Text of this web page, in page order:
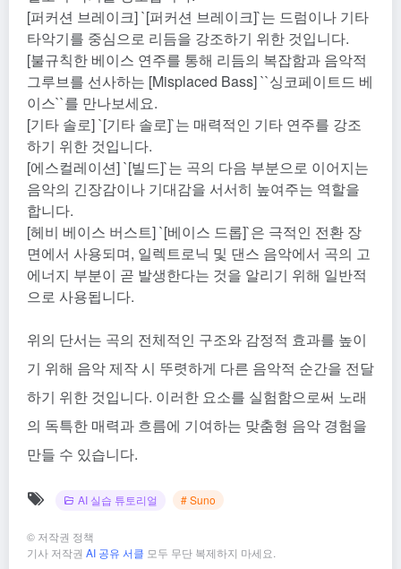
[퍼커션 브레이크] `[퍼커션 브레이크]`는 드럼이나 기타
타악기를 중심으로 리듬을 강조하기 위한 것입니다.
[불규칙한 베이스 연주를 통해 리듬의 복잡함과 음악적
그루브를 선사하는 [Misplaced Bass] ``싱코페이트드 베
이스``를 만나보세요.
[기타 솔로] `[기타 솔로]`는 매력적인 기타 연주를 강조
하기 위한 것입니다.
[에스컬레이션] `[빌드]`는 곡의 다음 부분으로 이어지는
음악의 긴장감이나 기대감을 서서히 높여주는 역할을
합니다.
[헤비 베이스 버스트] `[베이스 드롭]`은 극적인 전환 장
면에서 사용되며, 일렉트로닉 및 댄스 음악에서 곡의 고
에너지 부분이 곧 발생한다는 것을 알리기 위해 일반적
으로 사용됩니다.
위의 단서는 곡의 전체적인 구조와 감정적 효과를 높이
기 위해 음악 제작 시 뚜렷하게 다른 음악적 순간을 전달
하기 위한 것입니다. 이러한 요소를 실험함으로써 노래
의 독특한 매력과 흐름에 기여하는 맞춤형 음악 경험을
만들 수 있습니다.
AI 실습 튜토리얼 # Suno
© 저작권 정책
기사 저작권 AI 공유 서클 모두 무단 복제하지 마세요.